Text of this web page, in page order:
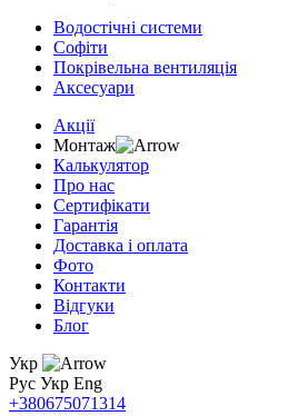
Водостічні системи
Софіти
Покрівельна вентиляція
Аксесуари
Акції
Монтаж
Калькулятор
Про нас
Сертифікати
Гарантія
Доставка і оплата
Фото
Контакти
Відгуки
Блог
Укр
Рус Укр Eng
+380675071314